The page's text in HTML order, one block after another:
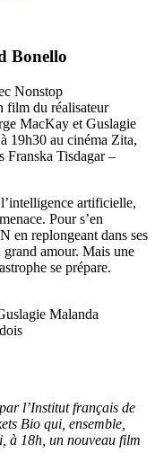
Bonello
Nonstop
film du réalisateur
MacKay et Guslagie
19h30 au cinéma Zita,
Franska Tisdagar –
artificielle,
Pour s’en
en replongeant dans ses
amour. Mais une
se prépare.
Malanda
l’Institut français de
Bio qui, ensemble,
à 18h, un nouveau film